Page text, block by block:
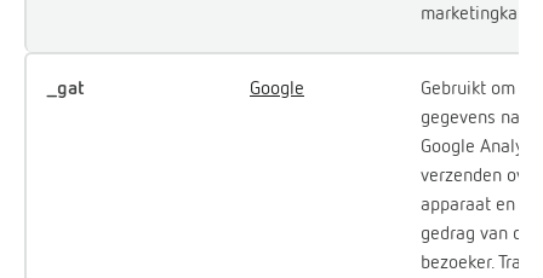
_gat Google
Gebruikt om
gegevens naar
Google
verzenden
apparaat en
gedrag van de
bezoeker.